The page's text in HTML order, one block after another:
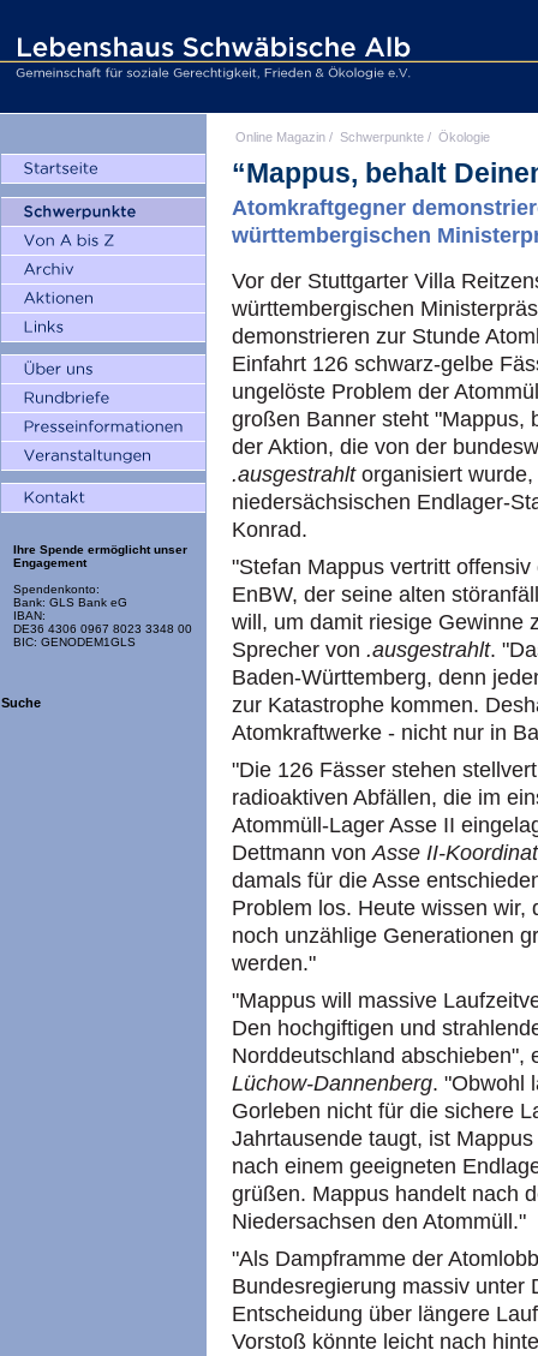
Ihre Spende ermöglicht unser
Engagement
Spendenkonto:
Bank: GLS Bank eG
IBAN:
DE36 4306 0967 8023 3348 00
BIC: GENODEM1GLS
Suche
Online Magazin / Schwerpunkte / Ökologie
“Mappus, behalt
Atomkraftgegner
württembergischen
Vor der Stuttgarter Villa
württembergischen
demonstrieren zur Stunde
Einfahrt 126 schwarz-gelbe
ungelöste Problem der
großen Banner steht "Mappus,
der Aktion, die von der
.ausgestrahltorganisiert wurde,
niedersächsischen Endlager-
Konrad.
"Stefan Mappus vertritt
EnBW, der seine alten
will, um damit riesige Gewinne
Sprecher von .ausgestrahlt.
Baden-Württemberg, denn
zur Katastrophe kommen.
Atomkraftwerke - nicht nur in
"Die 126 Fässer stehen
radioaktiven Abfällen, die im
Atommüll-Lager Asse II
Dettmann vonAsse II-
damals für die Asse
Problem los. Heute wissen
noch unzählige Generationen
werden."
"Mappus will massive
Den hochgiftigen und
Norddeutschland
Lüchow-Dannenberg. "Obwohl
Gorleben nicht für die sichere
Jahrtausende taugt, ist
nach einem geeigneten
grüßen. Mappus handelt nach
Niedersachsen den Atommüll."
"Als Dampframme der
Bundesregierung massiv unter
Entscheidung über längere
Vorstoß könnte leicht nach